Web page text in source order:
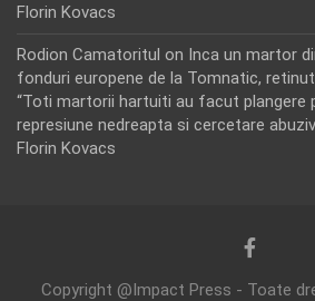
Florin Kovacs
Rodion Camatoritul on Inca un martor
fonduri europene de la Tomnatic,
“Toti martorii hartuiti au facut plangere
represiune nedreapta si cercetare
Florin Kovacs
Copyright @Impact Press - Toate